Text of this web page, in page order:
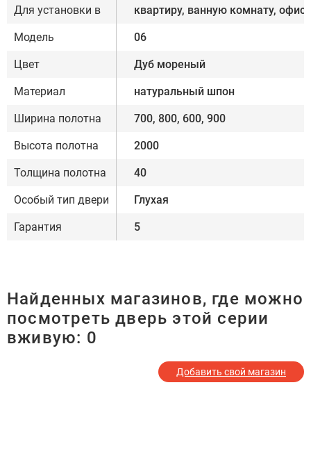
Для установки в квартиру, ванную комнату, офис
Модель 06
Цвет Дуб мореный
Материал натуральный шпон
Ширина полотна 700, 800, 600, 900
Высота полотна 2000
Толщина полотна 40
Особый тип двери Глухая
Гарантия 5
Найденных магазинов, где можно
посмотреть дверь этой серии
вживую: 0
Добавить свой магазин